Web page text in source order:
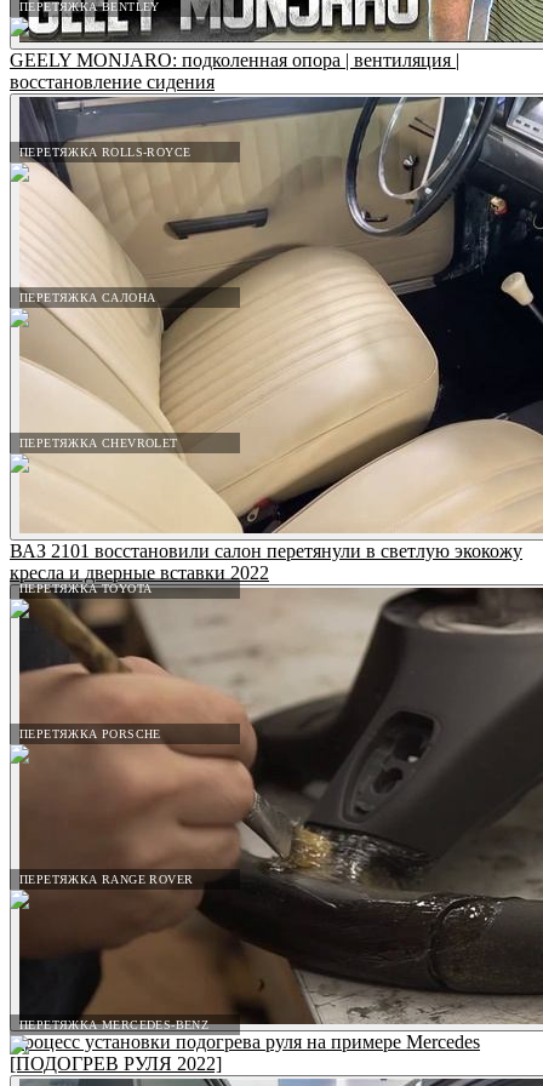
ПЕРЕТЯЖКА BENTLEY
ПЕРЕТЯЖКА ROLLS-ROYCE
ПЕРЕТЯЖКА САЛОНА
ПЕРЕТЯЖКА CHEVROLET
ПЕРЕТЯЖКА TOYOTA
ПЕРЕТЯЖКА PORSCHE
ПЕРЕТЯЖКА RANGE ROVER
ПЕРЕТЯЖКА MERCEDES-BENZ
GEELY MONJARO: подколенная опора | вентиляция |
восстановление сидения
ВАЗ 2101 восстановили салон перетянули в светлую экокожу
кресла и дверные вставки 2022
Процесс установки подогрева руля на примере Mercedes
[ПОДОГРЕВ РУЛЯ 2022]